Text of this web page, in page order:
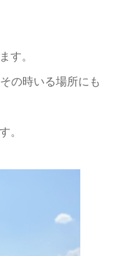
す。
の時いる場所にも
。